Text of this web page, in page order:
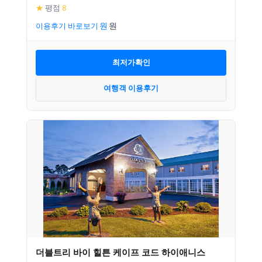
★ 평점 8
이용후기 바로보기
최저가확인
여행객 이용후기
더블트리 바이 힐튼 케이프 코드 하이애니스